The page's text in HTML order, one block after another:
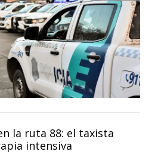
la ruta 88: el taxista
intensiva